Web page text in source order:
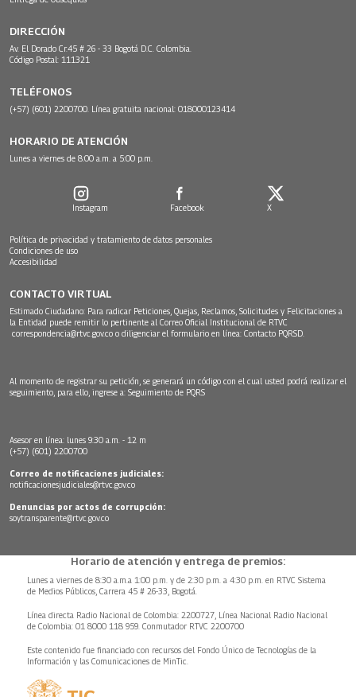
DIRECCIÓN
Av. El Dorado Cr.45 # 26 - 33 Bogotá D.C. Colombia.
Código Postal: 111321
TELÉFONOS
(+57) (601) 2200700. Línea gratuita nacional: 018000123414
HORARIO DE ATENCIÓN
Lunes a viernes de 8:00 a.m. a 5:00 p.m.
Instagram Facebook X
Política de privacidad y tratamiento de datos personales
Condiciones de uso
Accesibilidad
CONTACTO VIRTUAL
Estimado Ciudadano: Para radicar Peticiones, Quejas, Reclamos, Solicitudes y Felicitaciones a
la Entidad puede remitir lo pertinente al Correo Oficial Institucional de RTVC
correspondencia@rtvc.gov.co o diligenciar el formulario en línea: Contacto PQRSD.
Al momento de registrar su petición, se generará un código con el cual usted podrá realizar el
seguimiento, para ello, ingrese a: Seguimiento de PQRS
Asesor en línea: lunes 9:30 a.m. - 12 m
(+57) (601) 2200700
Correo de notificaciones judiciales:
notificacionesjudiciales@rtvc.gov.co
Denuncias por actos de corrupción:
soytransparente@rtvc.gov.co
Horario de atención y entrega de premios:
Lunes a viernes de 8:30 a.m.a 1:00 p.m. y de 2:30 p.m. a 4:30 p.m. en RTVC Sistema
de Medios Públicos, Carrera 45 # 26-33, Bogotá.
Línea directa Radio Nacional de Colombia: 2200727, Línea Nacional Radio Nacional
de Colombia: 01 8000 118 959. Conmutador RTVC 2200700
Este contenido fue financiado con recursos del Fondo Único de Tecnologías de la
Información y las Comunicaciones de MinTic.